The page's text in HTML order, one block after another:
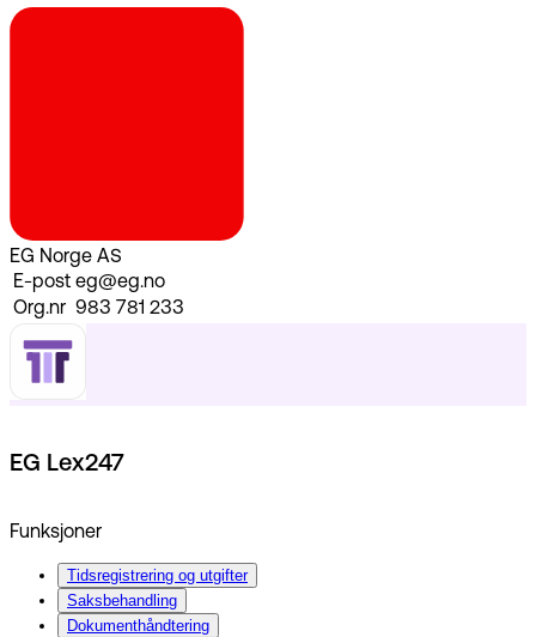
EG Norge AS
E-post eg@eg.no
Org.nr 983 781 233
EG Lex247
Funksjoner
Tidsregistrering og utgifter
Saksbehandling
Dokumenthåndtering